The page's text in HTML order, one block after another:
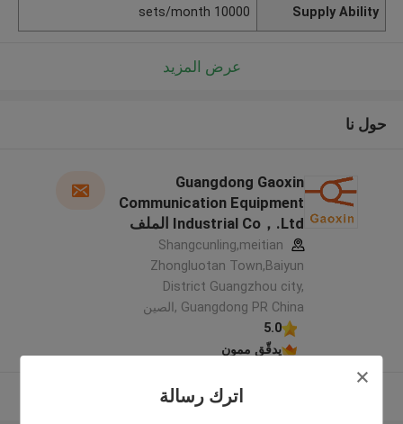
اترك رسالة
Supply Ability
10000 sets/month
عرض المزيد
حول نا
Guangdong Gaoxin
Communication Equipment
Industrial Co，.Ltd الملف
الشركة المصنعة
Shangcunling,meitian
Zhongluotan Town,Baiyun
District Guangzhou city,
Guangdong PR China ,الصين
5.0
يدقّق ممون
عرض المزيد